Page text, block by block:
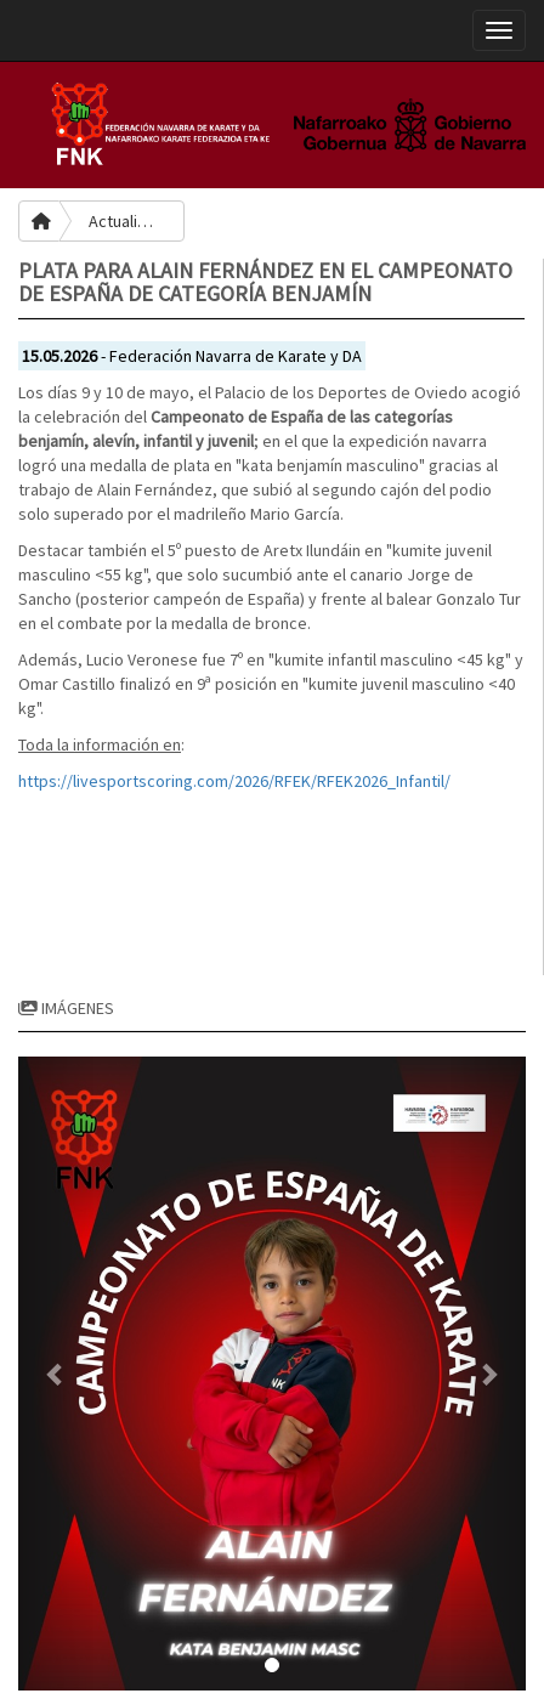
Actualidad
PLATA PARA ALAIN FERNÁNDEZ EN EL CAMPEONATO
DE ESPAÑA DE CATEGORÍA BENJAMÍN
15.05.2026- Federación Navarra de Karate y DA
Los días 9 y 10 de mayo, el Palacio de los Deportes de Oviedo acogió
la celebración delCampeonato de España de las categorías
benjamín, alevín, infantil y juvenil; en el que la expedición navarra
logró una medalla de plata en "kata benjamín masculino" gracias al
trabajo de Alain Fernández, que subió al segundo cajón del podio
solo superado por el madrileño Mario García.
Destacar también el 5º puesto de Aretx Ilundáin en "kumite juvenil
masculino <55 kg", que solo sucumbió ante el canario Jorge de
Sancho (posterior campeón de España) y frente al balear Gonzalo Tur
en el combate por la medalla de bronce.
Además, Lucio Veronese fue 7º en "kumite infantil masculino <45 kg" y
Omar Castillo finalizó en 9ª posición en "kumite juvenil masculino <40
kg".
Toda la información en:
https://livesportscoring.com/2026/RFEK/RFEK2026_Infantil/
IMÁGENES